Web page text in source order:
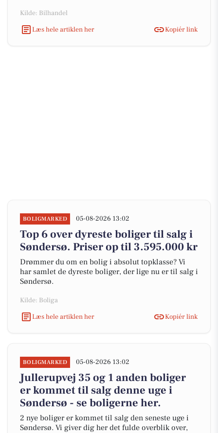
Kilde: Bilhandel
Læs hele artiklen her
Kopiér link
BOLIGMARKED 05-08-2026 13:02
Top 6 over dyreste boliger til salg i
Søndersø. Priser op til 3.595.000 kr
Drømmer du om en bolig i absolut topklasse? Vi
har samlet de dyreste boliger, der lige nu er til salg i
Søndersø.
Kilde: Boliga
Læs hele artiklen her
Kopiér link
BOLIGMARKED 05-08-2026 13:02
Jullerupvej 35 og 1 anden boliger
er kommet til salg denne uge i
Søndersø - se boligerne her.
2 nye boliger er kommet til salg den seneste uge i
Søndersø. Vi giver dig her det fulde overblik over,